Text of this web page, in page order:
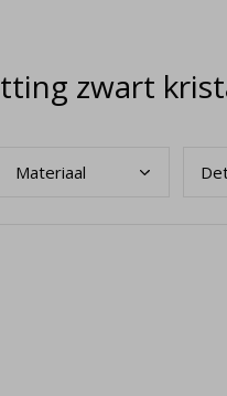
zwart
Materiaal